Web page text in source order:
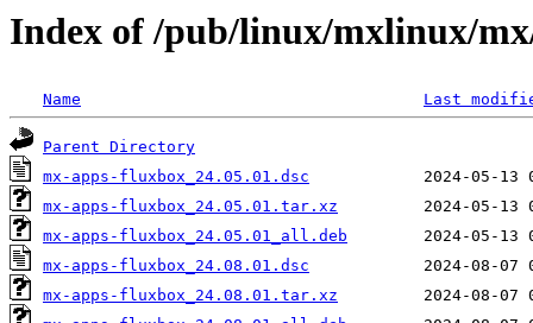
Index of /pub/linux/mxlinux/
Name Last
Parent Directory
mx-apps-fluxbox_24.05.01.dsc
mx-apps-fluxbox_24.05.01.tar.xz
mx-apps-fluxbox_24.05.01_all.deb
mx-apps-fluxbox_24.08.01.dsc
mx-apps-fluxbox_24.08.01.tar.xz